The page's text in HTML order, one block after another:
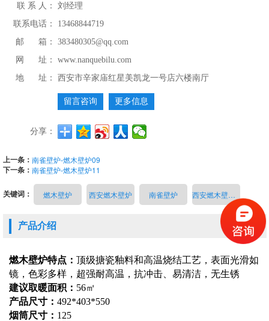
联 系 人：
刘经理
联系电话：
13468844719
邮 箱：
383480305@qq.com
网 址：
www.nanquebilu.com
地 址：
西安市辛家庙红星美凯龙一号店六楼南厅
留言咨询 更多信息
分享：
上一条： 南雀壁炉-燃木壁炉09
下一条： 南雀壁炉-燃木壁炉11
关键词： 燃木壁炉 西安燃木壁炉 南雀壁炉 西安燃木壁炉厂家
产品介绍
燃木壁炉特点： 顶级搪瓷釉料和高温烧结工艺，表面光滑如
镜，色彩多样，超强耐高温，抗冲击、易清洁，无生锈
建议取暖面积： 56㎡
产品尺寸： 492*403*550
烟筒尺寸： 125